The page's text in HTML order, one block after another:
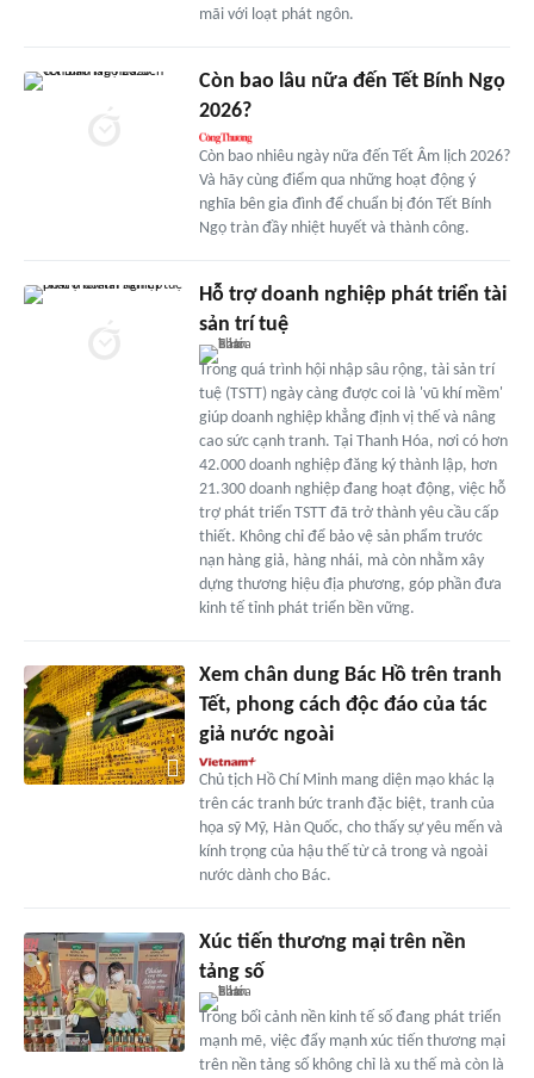
mãi với loạt phát ngôn.
Còn bao lâu nữa đến Tết Bính Ngọ
2026?
Còn bao nhiêu ngày nữa đến Tết Âm lịch 2026?
Và hãy cùng điểm qua những hoạt động ý
nghĩa bên gia đình để chuẩn bị đón Tết Bính
Ngọ tràn đầy nhiệt huyết và thành công.
Hỗ trợ doanh nghiệp phát triển tài
sản trí tuệ
Trong quá trình hội nhập sâu rộng, tài sản trí
tuệ (TSTT) ngày càng được coi là 'vũ khí mềm'
giúp doanh nghiệp khẳng định vị thế và nâng
cao sức cạnh tranh. Tại Thanh Hóa, nơi có hơn
42.000 doanh nghiệp đăng ký thành lập, hơn
21.300 doanh nghiệp đang hoạt động, việc hỗ
trợ phát triển TSTT đã trở thành yêu cầu cấp
thiết. Không chỉ để bảo vệ sản phẩm trước
nạn hàng giả, hàng nhái, mà còn nhằm xây
dựng thương hiệu địa phương, góp phần đưa
kinh tế tỉnh phát triển bền vững.
Xem chân dung Bác Hồ trên tranh
Tết, phong cách độc đáo của tác
giả nước ngoài
Chủ tịch Hồ Chí Minh mang diện mạo khác lạ
trên các tranh bức tranh đặc biệt, tranh của
họa sỹ Mỹ, Hàn Quốc, cho thấy sự yêu mến và
kính trọng của hậu thế từ cả trong và ngoài
nước dành cho Bác.
Xúc tiến thương mại trên nền
tảng số
Trong bối cảnh nền kinh tế số đang phát triển
mạnh mẽ, việc đẩy mạnh xúc tiến thương mại
trên nền tảng số không chỉ là xu thế mà còn là